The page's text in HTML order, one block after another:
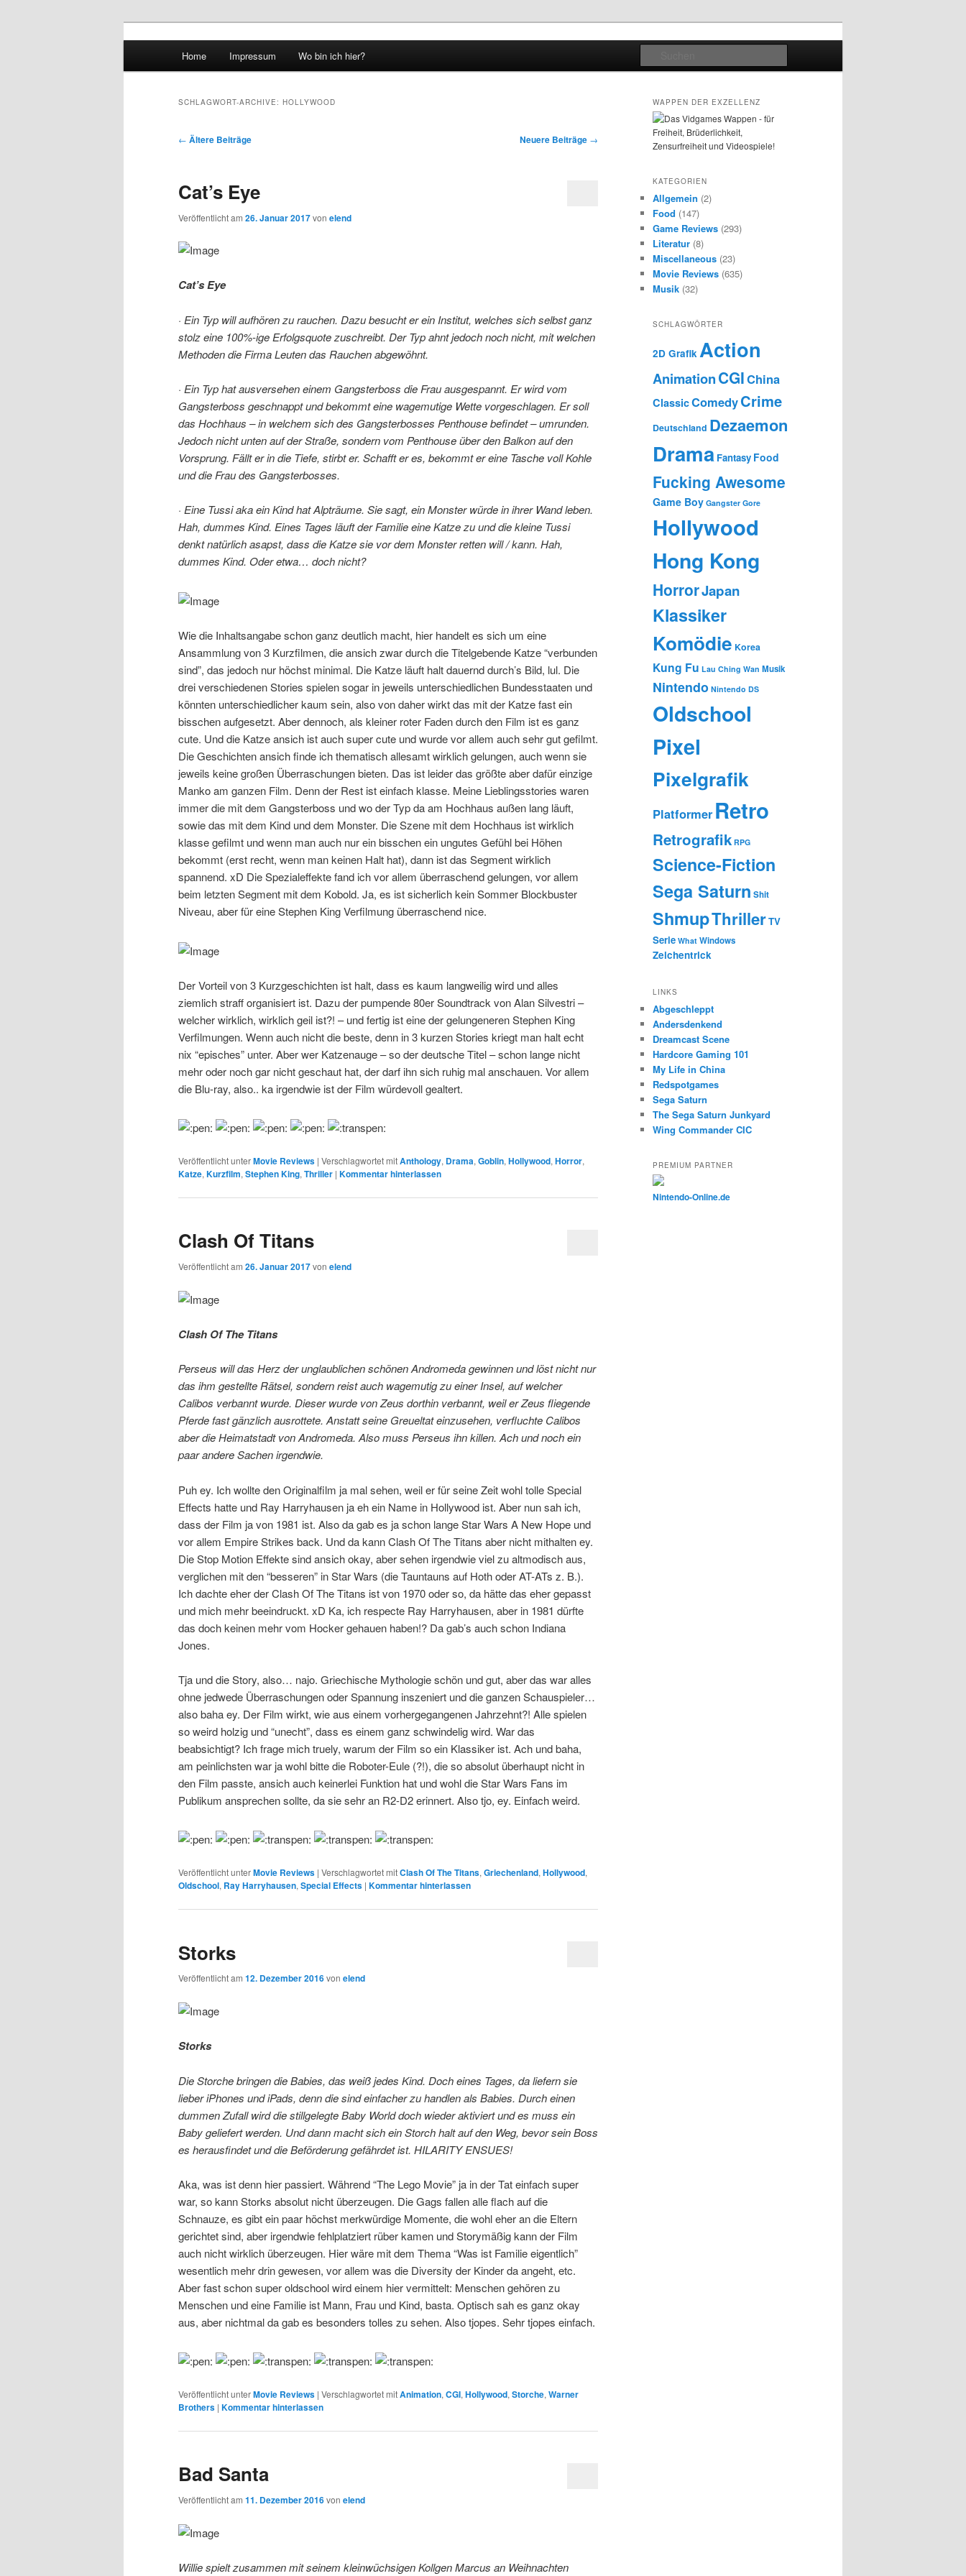
vidgames.de
Zum Inhalt wechseln
Zum sekundären Inhalt wechseln
Home Impressum Wo bin ich hier?
SCHLAGWORT-ARCHIVE: HOLLYWOOD
Artikelnavigation
← Ältere Beiträge Neuere Beiträge →
Cat’s Eye
Veröffentlicht am 26. Januar 2017von elend
Cat’s Eye
· Ein Typ will aufhören zu rauchen. Dazu besucht er ein Institut, welches sich selbst ganz
stolz eine 100%-ige Erfolgsquote zuschreibt. Der Typ ahnt jedoch noch nicht, mit welchen
Methoden die Firma Leuten das Rauchen abgewöhnt.
· Ein Typ hat ausversehen einem Gangsterboss die Frau ausgespannt. Er wird vom
Gangsterboss geschnappt und bekommt eine wagemutige Wette vorgeschlagen. Er soll
das Hochhaus – in welchem sich des Gangsterbosses Penthouse befindet – umrunden.
Jedoch nicht unten auf der Straße, sondern vom Penthouse über den Balkon auf den
Vorsprung. Fällt er in die Tiefe, stirbt er. Schafft er es, bekommt er eine Tasche voll Kohle
und die Frau des Gangsterbosses.
· Eine Tussi aka ein Kind hat Alpträume. Sie sagt, ein Monster würde in ihrer Wand leben.
Hah, dummes Kind. Eines Tages läuft der Familie eine Katze zu und die kleine Tussi
denkt natürlich asapst, dass die Katze sie vor dem Monster retten will / kann. Hah,
dummes Kind. Oder etwa… doch nicht?
Wie die Inhaltsangabe schon ganz deutlich macht, hier handelt es sich um eine
Ansammlung von 3 Kurzfilmen, die ansich zwar durch die Titelgebende Katze “verbunden
sind”, das jedoch nur höchst minimal. Die Katze läuft halt dauernd durch’s Bild, lul. Die
drei verschiedenen Stories spielen sogar in jeweils unterschiedlichen Bundesstaaten und
könnten unterschiedlicher kaum sein, also von daher wirkt das mit der Katze fast ein
bisschen aufgesetzt. Aber dennoch, als kleiner roter Faden durch den Film ist es ganz
cute. Und die Katze ansich ist auch super cute und wurde vor allem auch sehr gut gefilmt.
Die Geschichten ansich finde ich thematisch allesamt wirklich gelungen, auch wenn sie
jeweils keine großen Überraschungen bieten. Das ist leider das größte aber dafür einzige
Manko am ganzen Film. Denn der Rest ist einfach klasse. Meine Lieblingsstories waren
immer die mit dem Gangsterboss und wo der Typ da am Hochhaus außen lang läuft,
sowie das mit dem Kind und dem Monster. Die Szene mit dem Hochhaus ist wirklich
klasse gefilmt und wenn man auch nur ein bisschen ein ungutes Gefühl bei Höhen
bekommt (erst recht, wenn man keinen Halt hat), dann ist das Segment wirklich
spannend. xD Die Spezialeffekte fand ich vor allem überraschend gelungen, vor allem
beim letzten Segment mit dem Kobold. Ja, es ist sicherlich kein Sommer Blockbuster
Niveau, aber für eine Stephen King Verfilmung überraschend nice.
Der Vorteil von 3 Kurzgeschichten ist halt, dass es kaum langweilig wird und alles
ziemlich straff organisiert ist. Dazu der pumpende 80er Soundtrack von Alan Silvestri –
welcher wirklich, wirklich geil ist?! – und fertig ist eine der gelungeneren Stephen King
Verfilmungen. Wenn auch nicht die beste, denn in 3 kurzen Stories kriegt man halt echt
nix “episches” unter. Aber wer Katzenauge – so der deutsche Titel – schon lange nicht
mehr oder noch gar nicht geschaut hat, der darf ihn sich ruhig mal anschauen. Vor allem
die Blu-ray, also.. ka irgendwie ist der Film würdevoll gealtert.
Veröffentlicht unterMovie Reviews | Verschlagwortet mitAnthology, Drama, Goblin, Hollywood, Horror,
Katze, Kurzfilm, Stephen King, Thriller | Kommentar hinterlassen
Clash Of Titans
Veröffentlicht am 26. Januar 2017von elend
Clash Of The Titans
Perseus will das Herz der unglaublichen schönen Andromeda gewinnen und löst nicht nur
das ihm gestellte Rätsel, sondern reist auch wagemutig zu einer Insel, auf welcher
Calibos verbannt wurde. Dieser wurde von Zeus dorthin verbannt, weil er Zeus fliegende
Pferde fast gänzlich ausrottete. Anstatt seine Greueltat einzusehen, verfluchte Calibos
aber die Heimatstadt von Andromeda. Also muss Perseus ihn killen. Ach und noch ein
paar andere Sachen irgendwie.
Puh ey. Ich wollte den Originalfilm ja mal sehen, weil er für seine Zeit wohl tolle Special
Effects hatte und Ray Harryhausen ja eh ein Name in Hollywood ist. Aber nun sah ich,
dass der Film ja von 1981 ist. Also da gab es ja schon lange Star Wars A New Hope und
vor allem Empire Strikes back. Und da kann Clash Of The Titans aber nicht mithalten ey.
Die Stop Motion Effekte sind ansich okay, aber sehen irgendwie viel zu altmodisch aus,
verglichen mit den “besseren” in Star Wars (die Tauntauns auf Hoth oder AT-ATs z. B.).
Ich dachte eher der Clash Of The Titans ist von 1970 oder so, da hätte das eher gepasst
und mich mehr beeindruckt. xD Ka, ich respecte Ray Harryhausen, aber in 1981 dürfte
das doch keinen mehr vom Hocker gehauen haben!? Da gab’s auch schon Indiana
Jones.
Tja und die Story, also… najo. Griechische Mythologie schön und gut, aber das war alles
ohne jedwede Überraschungen oder Spannung inszeniert und die ganzen Schauspieler…
also baha ey. Der Film wirkt, wie aus einem vorhergegangenen Jahrzehnt?! Alle spielen
so weird holzig und “unecht”, dass es einem ganz schwindelig wird. War das
beabsichtigt? Ich frage mich truely, warum der Film so ein Klassiker ist. Ach und baha,
am peinlichsten war ja wohl bitte die Roboter-Eule (?!), die so absolut überhaupt nicht in
den Film passte, ansich auch keinerlei Funktion hat und wohl die Star Wars Fans im
Publikum ansprechen sollte, da sie sehr an R2-D2 erinnert. Also tjo, ey. Einfach weird.
Veröffentlicht unterMovie Reviews | Verschlagwortet mitClash Of The Titans, Griechenland, Hollywood,
Oldschool, Ray Harryhausen, Special Effects | Kommentar hinterlassen
Storks
Veröffentlicht am 12. Dezember 2016von elend
Storks
Die Storche bringen die Babies, das weiß jedes Kind. Doch eines Tages, da liefern sie
lieber iPhones und iPads, denn die sind einfacher zu handlen als Babies. Durch einen
dummen Zufall wird die stillgelegte Baby World doch wieder aktiviert und es muss ein
Baby geliefert werden. Und dann macht sich ein Storch halt auf den Weg, bevor sein Boss
es herausfindet und die Beförderung gefährdet ist. HILARITY ENSUES!
Aka, was ist denn hier passiert. Während “The Lego Movie” ja in der Tat einfach super
war, so kann Storks absolut nicht überzeugen. Die Gags fallen alle flach auf die
Schnauze, es gibt ein paar höchst merkwürdige Momente, die wohl eher an die Eltern
gerichtet sind, aber irgendwie fehlplatziert rüber kamen und Storymäßig kann der Film
auch nicht wirklich überzeugen. Hier wäre mit dem Thema “Was ist Familie eigentlich”
wesentlich mehr drin gewesen, vor allem was die Diversity der Kinder da angeht, etc.
Aber fast schon super oldschool wird einem hier vermittelt: Menschen gehören zu
Menschen und eine Familie ist Mann, Frau und Kind, basta. Optisch sah es ganz okay
aus, aber nichtmal da gab es besonders tolles zu sehen. Also tjopes. Sehr tjopes einfach.
Veröffentlicht unterMovie Reviews | Verschlagwortet mitAnimation, CGI, Hollywood, Storche, Warner
Brothers | Kommentar hinterlassen
Bad Santa
Veröffentlicht am 11. Dezember 2016von elend
Willie spielt zusammen mit seinem kleinwüchsigen Kollgen Marcus an Weihnachten
WAPPEN DER EXZELLENZ
KATEGORIEN
Allgemein (2)
Food (147)
Game Reviews (293)
Literatur (8)
Miscellaneous (23)
Movie Reviews (635)
Musik (32)
SCHLAGWÖRTER
2D GrafikAction
AnimationCGIChina
ClassicComedyCrime
Deutschland Dezaemon
Drama Fantasy Food
Fucking Awesome
Game Boy Gangster Gore
Hollywood
Hong Kong
HorrorJapan
Klassiker
Komödie Korea
Kung Fu Lau Ching Wan Musik
Nintendo Nintendo DS
Oldschool
Pixel
Pixelgrafik
Platformer Retro
Retrografik RPG
Science-Fiction
Sega Saturn Shit
ShmupThrillerTV
Serie What Windows
Zeichentrick
LINKS
Abgeschleppt
Andersdenkend
Dreamcast Scene
Hardcore Gaming 101
My Life in China
Redspotgames
Sega Saturn
The Sega Saturn Junkyard
Wing Commander CIC
PREMIUM PARTNER
Nintendo-Online.de